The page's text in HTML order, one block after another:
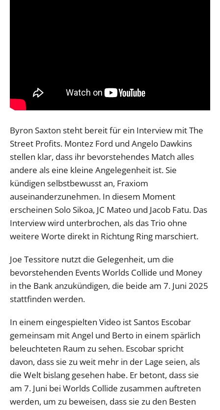
Byron Saxton steht bereit für ein Interview mit The
Street Profits. Montez Ford und Angelo Dawkins
stellen klar, dass ihr bevorstehendes Match alles
andere als eine kleine Angelegenheit ist. Sie
kündigen selbstbewusst an, Fraxiom
auseinanderzunehmen. In diesem Moment
erscheinen Solo Sikoa, JC Mateo und Jacob Fatu. Das
Interview wird unterbrochen, als das Trio ohne
weitere Worte direkt in Richtung Ring marschiert.
Joe Tessitore nutzt die Gelegenheit, um die
bevorstehenden Events Worlds Collide und Money
in the Bank anzukündigen, die beide am 7. Juni 2025
stattfinden werden.
In einem eingespielten Video ist Santos Escobar
gemeinsam mit Angel und Berto in einem spärlich
beleuchteten Raum zu sehen. Escobar spricht
davon, dass sie zu weit mehr in der Lage seien, als
die Welt bislang gesehen habe. Er betont, dass sie
am 7. Juni bei Worlds Collide zusammen auftreten
werden, um zu beweisen, dass sie zu den Besten